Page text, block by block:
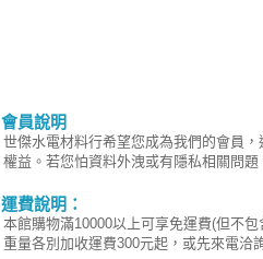
會員說明
世傑水電材料行希望您成為我們的會員
權益。若您怕資料外洩或有隱私相關問
運費說明：
本館購物滿10000以上可享免運費(但不
重量各別加收運費300元起，或先來電洽